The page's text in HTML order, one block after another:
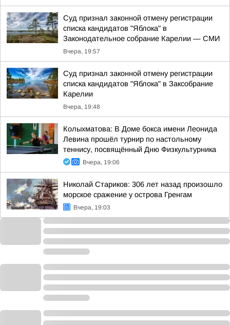
Суд признал законной отмену регистрации
списка кандидатов "Яблока" в
Законодательное собрание Карелии — СМИ
Вчера, 19:57
Суд признал законной отмену регистрации
списка кандидатов "Яблока" в Заксобрание
Карелии
Вчера, 19:48
Колыхматова: В Доме бокса имени Леонида
Левина прошёл турнир по настольному
теннису, посвящённый Дню Физкультурника
Вчера, 19:06
Николай Стариков: 306 лет назад произошло
морское сражение у острова Гренгам
Вчера, 19:03